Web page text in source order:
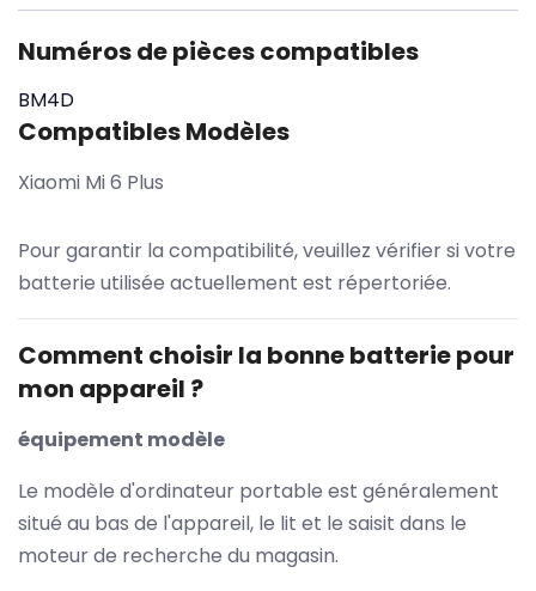
Numéros de pièces compatibles
BM4D
Compatibles Modèles
Xiaomi Mi 6 Plus
Pour garantir la compatibilité, veuillez vérifier si votre
batterie utilisée actuellement est répertoriée.
Comment choisir la bonne batterie pour
mon appareil ?
équipement modèle
Le modèle d'ordinateur portable est généralement
situé au bas de l'appareil, le lit et le saisit dans le
moteur de recherche du magasin.